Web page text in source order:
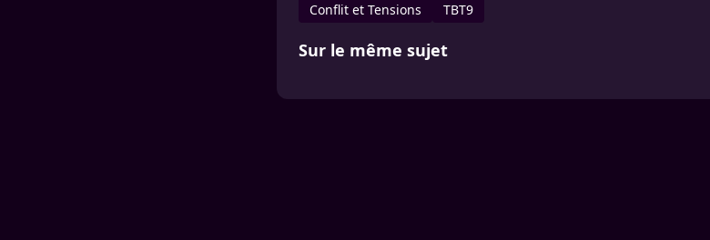
Conflit et Tensions
TBT9
Sur le même sujet